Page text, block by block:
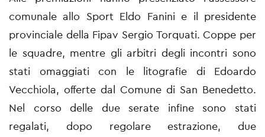
comunale allo Sport Eldo Fanini e il presidente
provinciale della Fipav Sergio Torquati. Coppe per
le squadre, mentre gli arbitri degli incontri sono
stati omaggiati con le litografie di Edoardo
Vecchiola, offerte dal Comune di San Benedetto.
Nel corso delle due serate infine sono stati
regalati, dopo regolare estrazione, due